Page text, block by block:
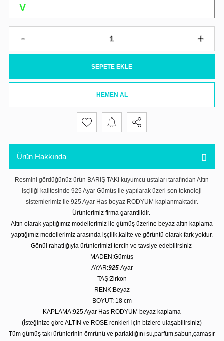
SEPETE EKLE
HEMEN AL
Ürün Hakkında
Resmini gördüğünüz ürün BARIŞ TAKI kuyumcu ustaları tarafından Altın
işçiliği kalitesinde 925 Ayar Gümüş ile yapılarak üzeri son teknoloji
sistemlerimiz ile 925 Ayar Has beyaz RODYUM kaplanmaktadır.
Ürünlerimiz firma garantilidir.
Altın olarak yaptığımız modellerimiz ile gümüş üzerine beyaz altın kaplama
yaptığımız modellerimiz arasında işçilik,kalite ve görüntü olarak fark yoktur.
Gönül rahatlığıyla ürünlerimizi tercih ve tavsiye edebilirsiniz
MADEN:Gümüş
AYAR:925 Ayar
TAŞ:Zirkon
RENK:Beyaz
BOYUT: 18 cm
KAPLAMA:925 Ayar Has RODYUM beyaz kaplama
(İsteğinize göre ALTIN ve ROSE renkleri için bizlere ulaşabilirsiniz)
Tüm gümüş takı ürünlerinin ömrünü ve parlaklığını su,parfüm,sabun,çamaşır